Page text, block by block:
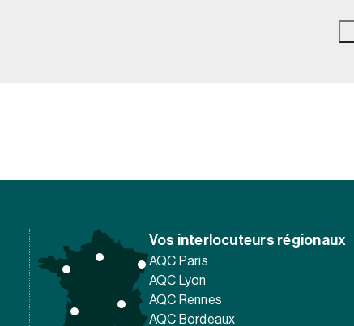
Vos interlocuteurs régionaux
AQC Paris
AQC Lyon
AQC Rennes
AQC Bordeaux